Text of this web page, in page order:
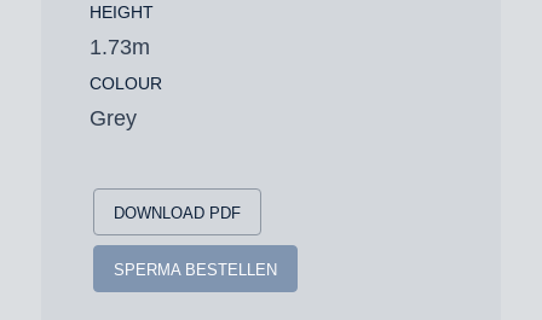
HEIGHT
1.73m
COLOUR
Grey
DOWNLOAD PDF
SPERMA BESTELLEN